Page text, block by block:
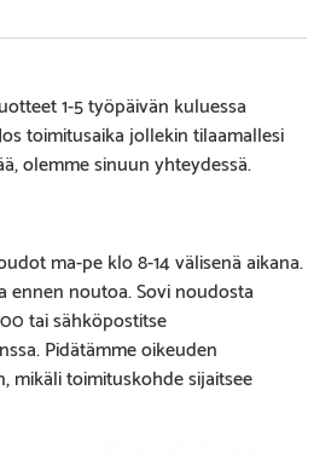
1-5 työpäivän kuluessa
toimitusaika jollekin tilaamallesi
olemme sinuun yhteydessä.
ma-pe klo 8-14 välisenä aikana.
ennen noutoa. Sovi noudosta
tai sähköpostitse
Pidätämme oikeuden
mikäli toimituskohde sijaitsee